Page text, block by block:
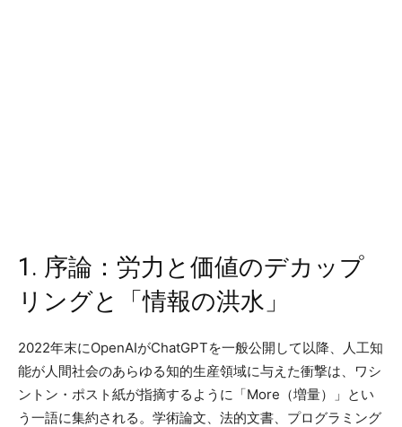
1. 序論：労力と価値のデカップ
リングと「情報の洪水」
2022年末にOpenAIがChatGPTを一般公開して以降、人工知
能が人間社会のあらゆる知的生産領域に与えた衝撃は、ワシ
ントン・ポスト紙が指摘するように「More（増量）」とい
う一語に集約される。学術論文、法的文書、プログラミング